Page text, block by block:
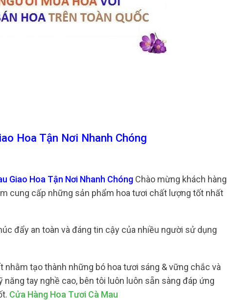
Hoa Tận Nơi Nhanh Chóng
Giao Hoa Tận Nơi Nhanh Chóng Chào mừng khách hàng
cung cấp những sản phẩm hoa tươi chất lượng tốt nhất
đẩy an toàn và đáng tin cậy của nhiều người sử dụng
tạo thành những bó hoa tươi sáng & vững chắc và
tay nghề cao, bên tôi luôn luôn sẵn sàng đáp ứng
Cửa Hàng Hoa Tươi Cà Mau